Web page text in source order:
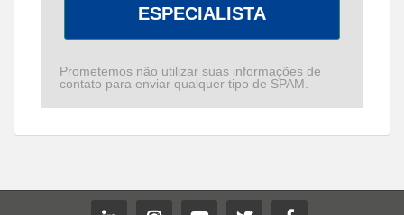
ESPECIALISTA
Prometemos não utilizar suas informações de
contato para enviar qualquer tipo de SPAM.